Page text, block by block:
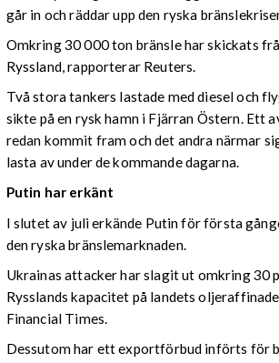
går in och räddar upp den ryska
Omkring 30 000 ton bränsle har skickats
Ryssland, rapporterar Reuters.
Två stora tankers lastade med diesel och
sikte på en rysk hamn i Fjärran Östern. Ett
redan kommit fram och det andra närmar
lasta av under de kommande dagarna.
Putin har erkänt
I slutet av juli erkände Putin för första
den ryska bränslemarknaden.
Ukrainas attacker har slagit ut omkring 30
Rysslands kapacitet på landets
Financial Times.
Dessutom har ett exportförbud införts för